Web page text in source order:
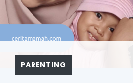
PARENTING